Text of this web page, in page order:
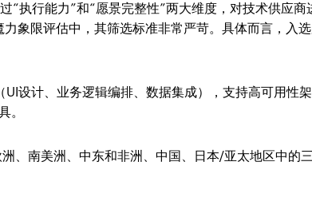
“执行能力”和“愿景完整性”两大维度，对技术供应商
象限评估中，其筛选标准非常严苛。具体而言，入
设计、业务逻辑编排、数据集成），支持高可用性
。
、南美洲、中东和非洲、中国、日本/亚太地区中的